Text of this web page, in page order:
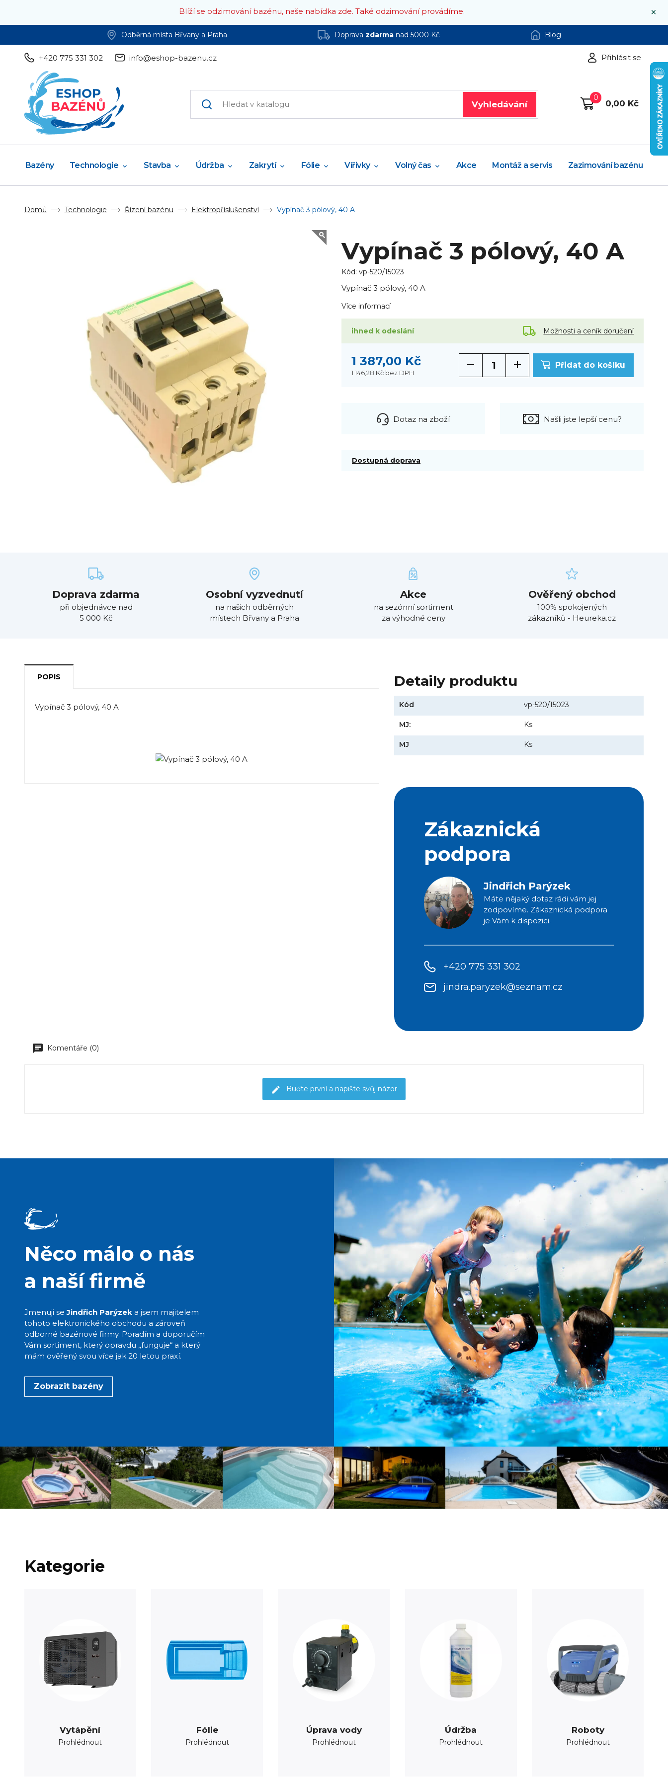
×
Blíží se odzimování bazénu, naše nabídka zde. Také odzimování provádíme.
Odběrná místa Břvany a Praha Doprava zdarmanad 5000 Kč Blog
+420 775 331 302 info@eshop-bazenu.cz Přihlásit se
Vyhledávání
0
0,00 Kč
Bazény Technologie Stavba Údržba Zakrytí Fólie Vířivky Volný čas Akce Montáž a servis Zazimování bazénu
Domů Technologie Řízení bazénu Elektropříslušenství Vypínač 3 pólový, 40 A
Vypínač 3 pólový, 40 A
Kód: vp-520/15023
Vypínač 3 pólový, 40 A
Více informací
ihned k odeslání Možnosti a ceník doručení
1 387,00 Kč
1 146,28 Kč bez DPH
Přidat do košíku
Dotaz na zboží Našli jste lepší cenu?
Dostupná doprava
Doprava zdarma
při objednávce nad
5 000 Kč
Osobní vyzvednutí
na našich odběrných
místech Břvany a Praha
Akce
na sezónní sortiment
za výhodné ceny
Ověřený obchod
100% spokojených
zákazníků - Heureka.cz
POPIS
Vypínač 3 pólový, 40 A
Detaily produktu
Kód vp-520/15023
MJ: Ks
MJ Ks
Zákaznická
podpora
Jindřich Parýzek
Máte nějaký dotaz rádi vám jej
zodpovíme. Zákaznická podpora
je Vám k dispozici.
+420 775 331 302
jindra.paryzek@seznam.cz
Komentáře (0)
Buďte první a napište svůj názor
Něco málo o nás
a naší firmě
Jmenuji seJindřich Parýzeka jsem majitelem
tohoto elektronického obchodu a zároveň
odborné bazénové firmy. Poradím a doporučím
Vám sortiment, který opravdu „funguje“ a který
mám ověřený svou více jak 20 letou praxí.
Zobrazit bazény
Kategorie
Vytápění
Prohlédnout
Fólie
Prohlédnout
Úprava vody
Prohlédnout
Údržba
Prohlédnout
Roboty
Prohlédnout